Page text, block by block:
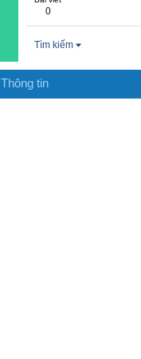
0
Tìm kiếm
Thông tin